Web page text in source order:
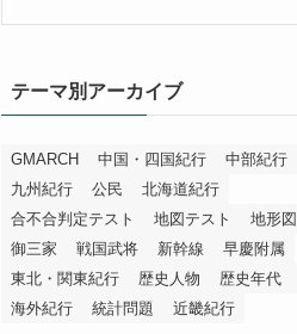
テーマ別アーカイブ
GMARCH 中国・四国紀行
中部紀行
九州紀行
公民
北海道紀行
合不合判定テスト
地図テスト
地形図
御三家
戦国武将 新幹線
早慶附属
東北・関東紀行
歴史人物 歴史年代
海外紀行
統計問題 近畿紀行